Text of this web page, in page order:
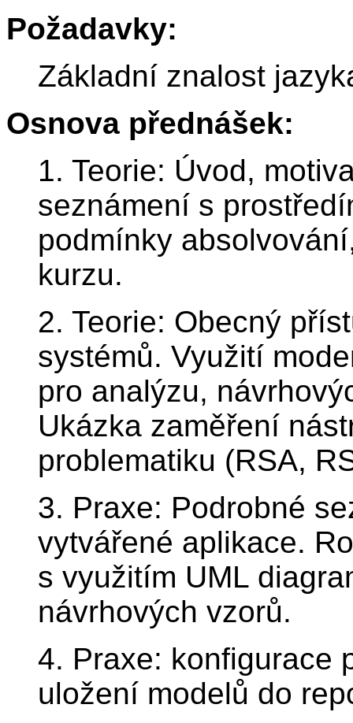
Požadavky:
Základní znalost
Osnova přednášek:
1. Teorie: Úvod,
seznámení s
podmínky
kurzu.
2. Teorie: Obecný
systémů. Využití
pro analýzu,
Ukázka zaměření
problematiku (RSA,
3. Praxe: Podrobné
vytvářené aplikace.
s využitím UML
návrhových vzorů.
4. Praxe: konfigurace
uložení modelů do